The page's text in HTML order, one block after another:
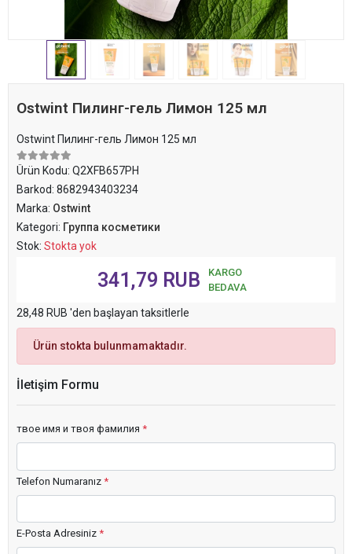
Ostwint Пилинг-гель Лимон 125 мл
Ostwint Пилинг-гель Лимон 125 мл
Ürün Kodu: Q2XFB657PH
Barkod: 8682943403234
Marka: Ostwint
Kategori: Группа косметики
Stok: Stokta yok
341,79 RUB
KARGO
BEDAVA
28,48 RUB 'den başlayan taksitlerle
Ürün stokta bulunmamaktadır.
İletişim Formu
твое имя и твоя фамилия *
Telefon Numaranız *
E-Posta Adresiniz *